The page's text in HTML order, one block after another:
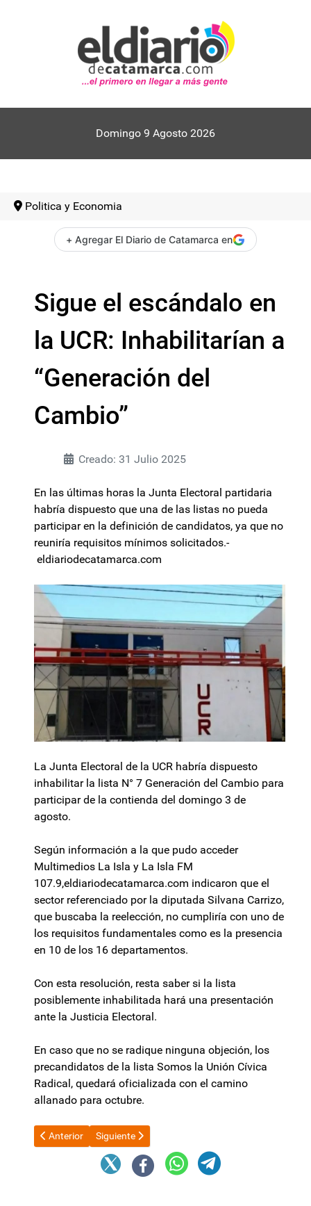
Domingo 9 Agosto 2026
Politica y Economia
+ Agregar El Diario de Catamarca en
Sigue el escándalo en
la UCR: Inhabilitarían a
“Generación del
Cambio”
Creado: 31 Julio 2025
En las últimas horas la Junta Electoral partidaria
habría dispuesto que una de las listas no pueda
participar en la definición de candidatos, ya que no
reuniría requisitos mínimos solicitados.-
eldiariodecatamarca.com
La Junta Electoral de la UCR habría dispuesto
inhabilitar la lista N° 7 Generación del Cambio para
participar de la contienda del domingo 3 de
agosto.
Según información a la que pudo acceder
Multimedios La Isla y La Isla FM
107.9,eldiariodecatamarca.com indicaron que el
sector referenciado por la diputada Silvana Carrizo,
que buscaba la reelección, no cumpliría con uno de
los requisitos fundamentales como es la presencia
en 10 de los 16 departamentos.
Con esta resolución, resta saber si la lista
posiblemente inhabilitada hará una presentación
ante la Justicia Electoral.
En caso que no se radique ninguna objeción, los
precandidatos de la lista Somos la Unión Cívica
Radical, quedará oficializada con el camino
allanado para octubre.
Artículo anterior: Por qué YPF no actualizará esta noche el
Anterior Artículo siguiente: Diputados aprobaron
Siguiente